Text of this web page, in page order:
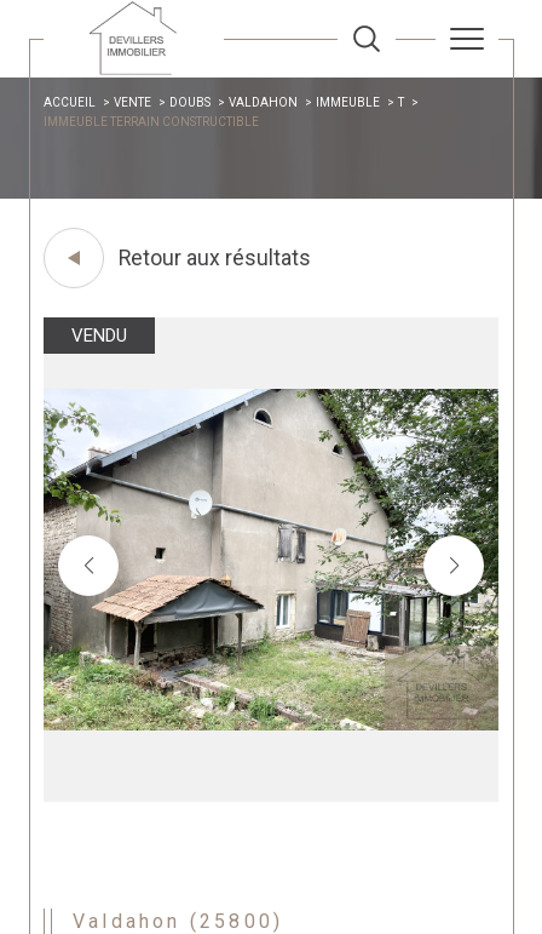
ACCUEIL VENTE DOUBS VALDAHON IMMEUBLE
T
IMMEUBLE TERRAIN CONSTRUCTIBLE
Retour aux résultats
VENDU
Valdahon (25800)